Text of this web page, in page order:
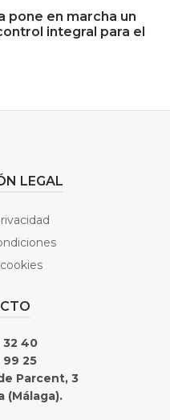
pone en marcha un
integral para el
LEGAL
32 40
99 25
Parcent, 3
(Málaga).